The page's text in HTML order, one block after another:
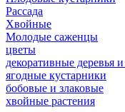
Рассада
Хвойные
Молодые саженцы
цветы
декоративные деревья
ягодные кустарники
бобовые и злаковые
хвойные растения